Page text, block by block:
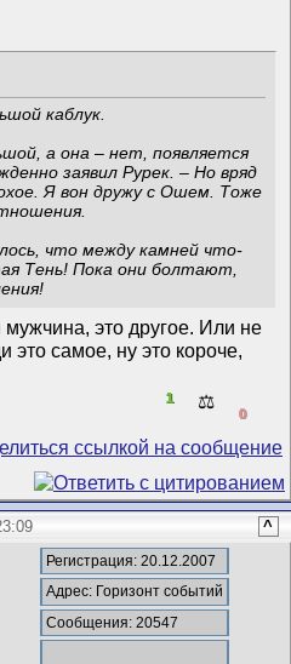
каблук.
а она – нет, появляется
заявил Рурек. – Но вряд
Я вон дружу с Ошем. Тоже
что между камней что-
Тень! Пока они болтают,
это другое. Или не
самое, ну это короче,
1 ⚖️
0
^
Регистрация: 20.12.2007
Адрес: Горизонт событий
Сообщения: 20547